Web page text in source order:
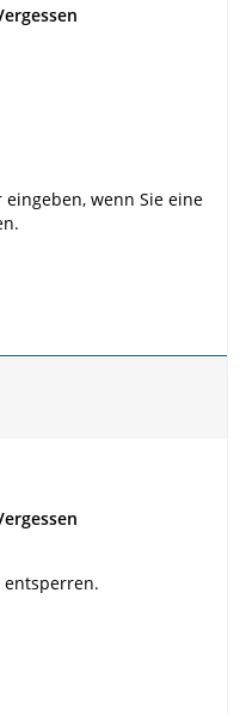
wenn Sie eine
entsperren.